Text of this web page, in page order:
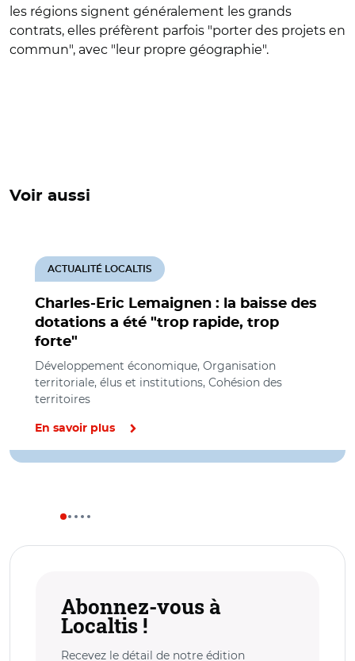
les régions signent généralement les grands
contrats, elles préfèrent parfois "porter des projets en
commun", avec "leur propre géographie".
Voir aussi
Charles-Eric Lemaignen : la baisse des
dotations a été "trop rapide, trop
forte"
ACTUALITÉ LOCALTIS
Développement économique, Organisation
territoriale, élus et institutions, Cohésion des
territoires
En savoir plus
Abonnez-vous à
Localtis !
Recevez le détail de notre édition